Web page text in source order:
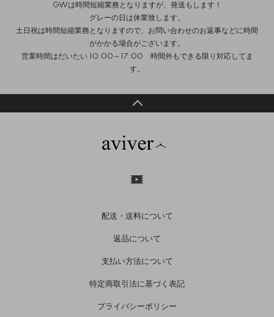
GWは時間短縮業務となりますが、発送もします！
グレーの日は休業致します。
土日祝は時間短縮業務となりますので、お問い合わせのお返事などに時間
がかかる場合がございます。
営業時間はだいたい 10:00～17:00 時間外もできる限り対応してま
す。
配送・送料について
返品について
支払い方法について
特定商取引法に基づく表記
プライバシーポリシー